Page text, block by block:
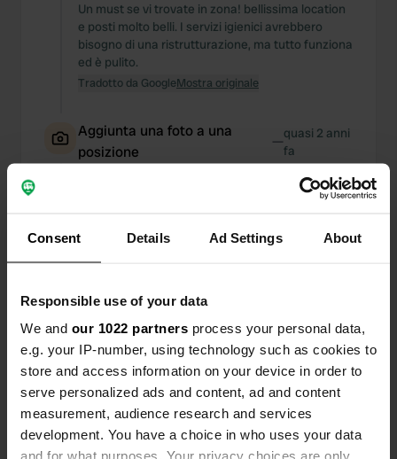
Consent Details Ad Settings About
Responsible use of your data
We and our 1022 partners process your personal data,
e.g. your IP-number, using technology such as cookies to
store and access information on your device in order to
serve personalized ads and content, ad and content
measurement, audience research and services
development. You have a choice in who uses your data
and for what purposes. Your privacy choices are only
Un must se vi trovate in zona! bellissima location
e posti molto belli. I servizi igienici avrebbero
bisogno di una ristrutturazione, ma tutto funziona
ed è pulito.
Tradotto da GoogleMostra originale
Aggiunta una foto a una
posizione
—quasi 2 anni
fa
quasi 2 anni fa